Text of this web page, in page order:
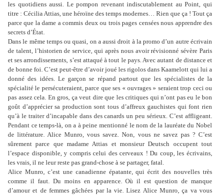
les quotidiens aussi. Le pompon revenant indiscutablement au Point, qui
titre : Cécilia Attias, une héroïne des temps modernes… Rien que ça ! Tout ça
parce que la dame a commis deux ou trois pages censées nous apprendre des
secrets d’État.
Dans le même temps ou quasi, on a aussi droit à la promo d’un autre écrivain
de talent, l’historien de service, qui après nous avoir révisionné sévère Paris
et ses arrondissements, s’est attaqué à tout le pays. Avec autant de distance et
de bonne foi. C’est peut-être d’avoir joué les rigolos dans Kaamelott qui lui a
donné des idées. Le garçon se répand partout que les spécialistes de la
spécialité le persécuteraient, parce que ses « ouvrages » seraient trop ceci ou
pas assez cela. En gros, ça veut dire que les critiques qui n’ont pas eu le bon
goût d’apprécier sa production sont tous d’affreux gauchistes qui font rien
qu’à le traiter d’incapable dans des canards un peu sérieux. C’est affligeant.
Pendant ce temps-là, on a à peine mentionné le nom de la lauréate du Nobel
de littérature. Alice Munro, vous savez. Non, vous ne savez pas ? C’est
sûrement parce que madame Attias et monsieur Deutsch occupent tout
l’espace disponible, y compris celui des cerveaux ! Du coup, les écrivains,
les vrais, il ne leur reste pas grand-chose à se partager, fatal.
Alice Munro, c’est une canadienne épatante, qui écrit des nouvelles très
comme il faut. Du moins en apparence. Où il est question de manque
d’amour et de femmes gâchées par la vie. Lisez Alice Munro, ça va vous